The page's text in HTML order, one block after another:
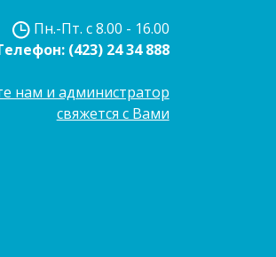
Пн.-Пт. с 8.00 - 16.00
(423) 24 34 888
нам и администратор
свяжется с Вами